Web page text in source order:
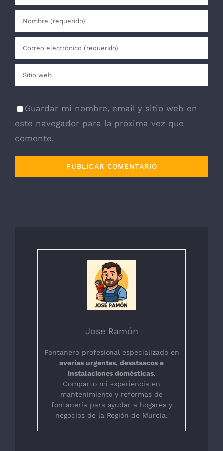
Guardar mi nombre, email y sitio web en
este navegador para la próxima vez que
comente.
Jose Ramón
Fontanero profesional especializado en
averías urgentes, desatascos e
instalaciones domésticas.
Comparto mi experiencia en
mantenimiento y reformas de
fontanería para ayudar a hogares y
negocios de la Región de Murcia.